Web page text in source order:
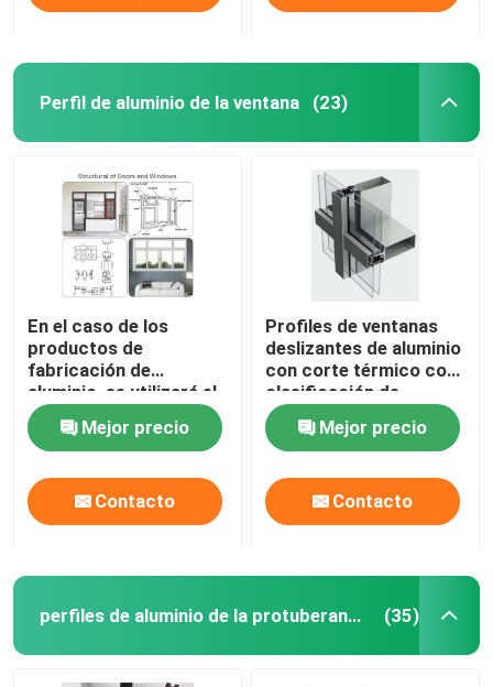
Perfil de aluminio de la ventana (23)
En el caso de los
productos de
fabricación de
aluminio, se utilizará el
método de producción
de aluminio.Mejor precio
Contacto
Profiles de ventanas
deslizantes de aluminio
con corte térmico con
clasificación de
impermeabilidad IP65
Mejor precio
Contacto
perfiles de aluminio de la protuberancia (35)